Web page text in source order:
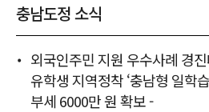
충남도정 소식
외국인주민 지원 우수사례 경
유학생 지역정착 ‘충남형 일학
부세 6000만 원 확보 -